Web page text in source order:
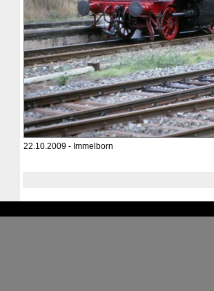
22.10.2009 - Immelborn